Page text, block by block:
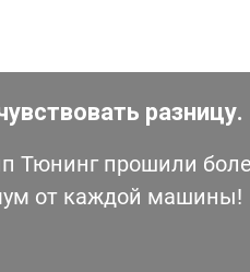
разницу.
Тюнинг прошили
от каждой машины!